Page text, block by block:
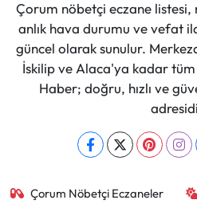
Çorum nöbetçi eczane
anlık hava durumu ve vefat
güncel olarak sunulur.
İskilip ve Alaca'ya kadar
Haber; doğru, hızlı ve
Çorum Nöbetçi Eczaneler